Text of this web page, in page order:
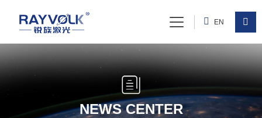
EN
NEWS CENTER